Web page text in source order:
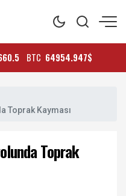
BTC 64954.947$
Toprak Kayması
Toprak